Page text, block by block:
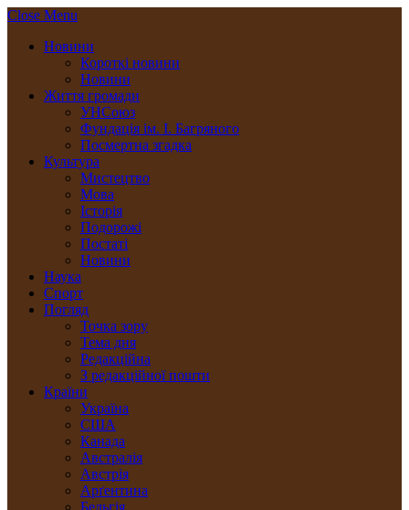
Close Menu
Новини
Короткі новини
Новини
Життя громади
УНСоюз
Фундація ім. І. Багряного
Посмертна згадка
Культура
Мистецтво
Мова
Історія
Подорожі
Постаті
Новини
Наука
Спорт
Погляд
Точка зору
Тема дня
Редакційна
З редакційної пошти
Країни
Україна
США
Канада
Австралія
Австрія
Арґентина
Бельгія